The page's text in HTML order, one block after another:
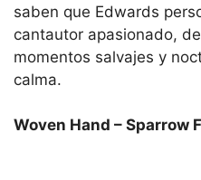
saben que Edwards
cantautor apasionado,
momentos salvajes y
calma.
Woven Hand – Sparrow